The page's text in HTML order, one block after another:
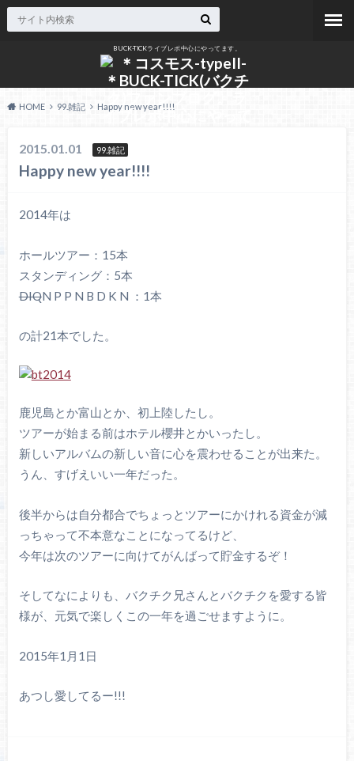
BUCK-TICKライブレポ中心にやってます。
HOME 99.雑記 Happy new year!!!!
2015.01.01 99.雑記
Happy new year!!!!
2014年は
ホールツアー：15本
スタンディング：5本
DIQN P P N B D K N ：1本
の計21本でした。
鹿児島とか富山とか、初上陸したし。
ツアーが始まる前はホテル櫻井とかいったし。
新しいアルバムの新しい音に心を震わせることが出来た。
うん、すげえいい一年だった。
後半からは自分都合でちょっとツアーにかけれる資金が減
っちゃって不本意なことになってるけど、
今年は次のツアーに向けてがんばって貯金するぞ！
そしてなによりも、バクチク兄さんとバクチクを愛する皆
様が、元気で楽しくこの一年を過ごせますように。
2015年1月1日
あつし愛してるー!!!